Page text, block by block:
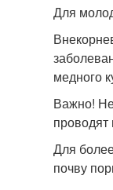
Для
медного
Важно!
проводят
Для
почву